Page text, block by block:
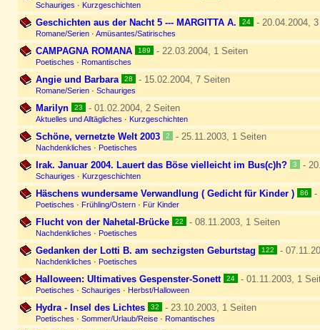
Schauriges · Kurzgeschichten
Geschichten aus der Nacht 5 --- MARGITTA A. 24 - 20.04.2004,
Romane/Serien · Amüsantes/Satirisches
CAMPAGNA ROMANA 189 - 22.03.2004, 1 Seiten
Poetisches · Romantisches
Angie und Barbara 28 - 15.02.2004, 7 Seiten
Romane/Serien · Schauriges
Marilyn 23 - 01.02.2004, 2 Seiten
Aktuelles und Alltägliches · Kurzgeschichten
Schöne, vernetzte Welt 2003 2 - 25.11.2003, 1 Seiten
Nachdenkliches · Poetisches
Irak. Januar 2004. Lauert das Böse vielleicht im Bus(c)h? 3 -
Schauriges · Kurzgeschichten
Häschens wundersame Verwandlung ( Gedicht für Kinder ) 86 -
Poetisches · Frühling/Ostern · Für Kinder
Flucht von der Nahetal-Brücke 22 - 08.11.2003, 1 Seiten
Nachdenkliches · Poetisches
Gedanken der Lotti B. am sechzigsten Geburtstag 122 -
Nachdenkliches · Poetisches
Halloween: Ultimatives Gespenster-Sonett 24 - 01.11.2003, 1
Poetisches · Schauriges · Herbst/Halloween
Hydra - Insel des Lichtes 32 - 23.10.2003, 1 Seiten
Poetisches · Sommer/Urlaub/Reise · Romantisches